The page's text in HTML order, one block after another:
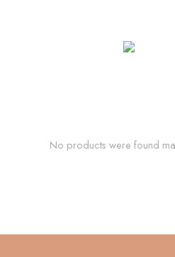
No products were found